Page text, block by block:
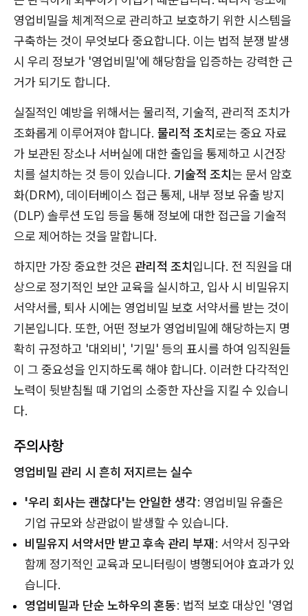
영업비밀을 체계적으로 관리하고 보호하기 위한 시스템을
구축하는 것이 무엇보다 중요합니다. 이는 법적 분쟁 발생
시 우리 정보가 '영업비밀'에 해당함을 입증하는 강력한 근
거가 되기도 합니다.
실질적인 예방을 위해서는 물리적, 기술적, 관리적 조치가
조화롭게 이루어져야 합니다. 물리적 조치로는 중요 자료
가 보관된 장소나 서버실에 대한 출입을 통제하고 시건장
치를 설치하는 것 등이 있습니다. 기술적 조치는 문서 암호
화(DRM), 데이터베이스 접근 통제, 내부 정보 유출 방지
(DLP) 솔루션 도입 등을 통해 정보에 대한 접근을 기술적
으로 제어하는 것을 말합니다.
하지만 가장 중요한 것은 관리적 조치입니다. 전 직원을 대
상으로 정기적인 보안 교육을 실시하고, 입사 시 비밀유지
서약서를, 퇴사 시에는 영업비밀 보호 서약서를 받는 것이
기본입니다. 또한, 어떤 정보가 영업비밀에 해당하는지 명
확히 규정하고 '대외비', '기밀' 등의 표시를 하여 임직원들
이 그 중요성을 인지하도록 해야 합니다. 이러한 다각적인
노력이 뒷받침될 때 기업의 소중한 자산을 지킬 수 있습니
다.
주의사항
영업비밀 관리 시 흔히 저지르는 실수
'우리 회사는 괜찮다'는 안일한 생각: 영업비밀 유출은
기업 규모와 상관없이 발생할 수 있습니다.
비밀유지 서약서만 받고 후속 관리 부재: 서약서 징구와
함께 정기적인 교육과 모니터링이 병행되어야 효과가 있
습니다.
영업비밀과 단순 노하우의 혼동: 법적 보호 대상인 '영업